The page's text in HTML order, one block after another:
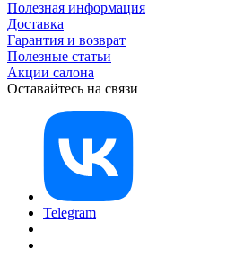
Полезная информация
Доставка
Гарантия и возврат
Полезные статьи
Акции салона
Оставайтесь на связи
Telegram